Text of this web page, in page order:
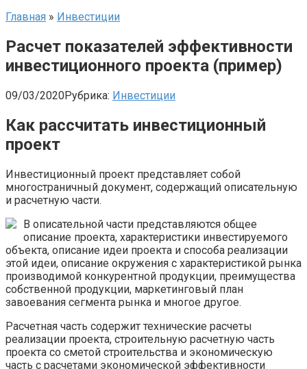
Главная » Инвестиции
Расчет показателей эффективности
инвестиционного проекта (пример)
09/03/2020Рубрика: Инвестиции
Как рассчитать инвестиционный
проект
Инвестиционный проект представляет собой
многостраничный документ, содержащий описательную
и расчетную части.
В описательной части представляются общее
описание проекта, характеристики инвестируемого
объекта, описание идеи проекта и способа реализации
этой идеи, описание окружения с характеристикой рынка
производимой конкурентной продукции, преимущества
собственной продукции, маркетинговый план
завоевания сегмента рынка и многое другое.
Расчетная часть содержит технические расчеты
реализации проекта, строительную расчетную часть
проекта со сметой строительства и экономическую
часть с расчетами экономической эффективности